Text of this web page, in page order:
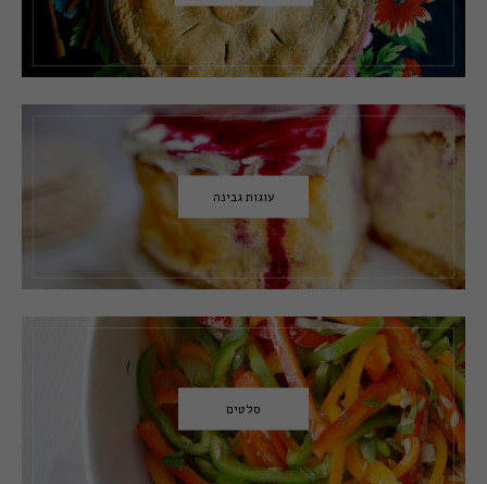
עוגות גבינה
סלטים